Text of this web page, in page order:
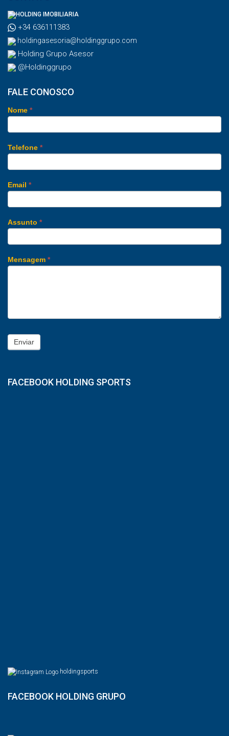
HOLDING IMOBILIARIA
+34 636111383
holdingasesoria@holdinggrupo.com
Holding Grupo Asesor
@Holdinggrupo
FALE CONOSCO
Nome *
Telefone *
Email *
Assunto *
Mensagem *
Enviar
FACEBOOK HOLDING SPORTS
holdingsports
FACEBOOK HOLDING GRUPO